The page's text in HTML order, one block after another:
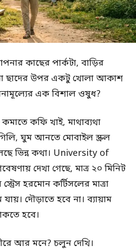
কাছের পার্কটা, বাড়ির
ছাদের উপর একটু খোলা আকাশ
এক বিশাল ওষুধ?
কমাতে কফি খাই, মাথাব্যথা
ঘুম আনতে মোবাইল স্ক্রল
ভিন্ন কথা। University of
দেখা গেছে, মাত্র ২০ মিনিট
হরমোন কর্টিসলের মাত্রা
দৌড়াতে হবে না। ব্যায়াম
হবে।
আর মনে? চলুন দেখি।